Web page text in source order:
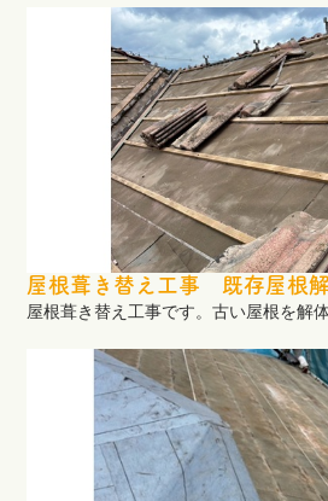
屋根葺き替え工事 既存屋根
屋根葺き替え工事です。古い屋根を解